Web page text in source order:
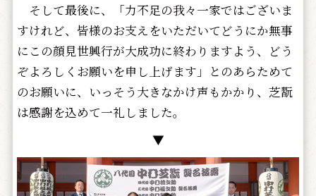
そして最後に、「力不足の我々一家ではございま
すけれど、皆様のお支えをいただいてどうにか無事
にこの顔見世興行が大成功に終わりますよう、どう
ぞよろしくお願いを申し上げます」とのあらためて
のお願いに、いっそう大きなかけ声もかかり、芝翫
は感謝を込めて一礼しました。
▼